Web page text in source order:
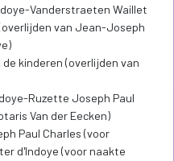
Vanderstraeten Waillet
van Jean-Joseph
de kinderen (overlijden van
Ruzette Joseph Paul
Van der Eecken)
Paul Charles (voor
d'Indoye (voor naakte